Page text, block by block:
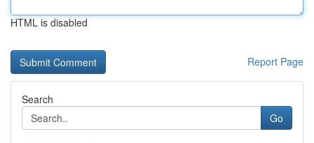
HTML is disabled
Report Page
Search
Go